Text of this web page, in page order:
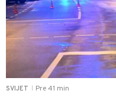
SVIJET Pre 41 min